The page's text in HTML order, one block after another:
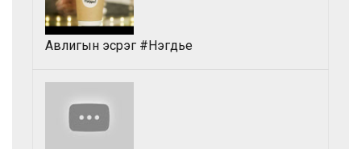
Авлигын эсрэг #Нэгдье